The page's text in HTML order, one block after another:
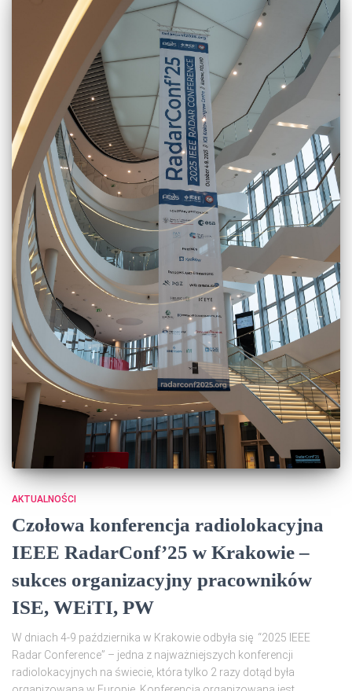
AKTUALNOŚCI
Czołowa konferencja radiolokacyjna
IEEE RadarConf’25 w Krakowie –
sukces organizacyjny pracowników
ISE, WEiTI, PW
W dniach 4-9 października w Krakowie odbyła się “2025 IEEE
Radar Conference” – jedna z najważniejszych konferencji
radiolokacyjnych na świecie, która tylko 2 razy dotąd była